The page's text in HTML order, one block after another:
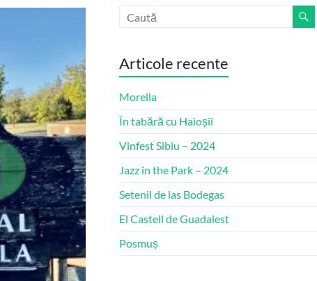
Articole recente
Morella
În tabără cu Haioșii
Vinfest Sibiu – 2024
Jazz in the Park – 2024
Setenil de las Bodegas
El Castell de Guadalest
Posmuș